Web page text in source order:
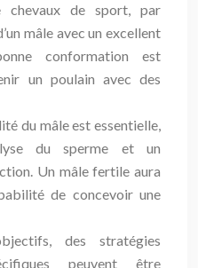
chevaux de sport, par
mâle avec un excellent
conformation est
un poulain avec des
du mâle est essentielle,
du sperme et un
Un mâle fertile aura
de concevoir une
des stratégies
peuvent être